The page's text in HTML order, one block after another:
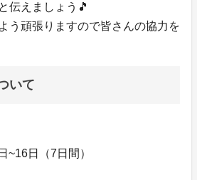
伝えましょう🎵
う頑張りますので皆さんの協力を
いて
~16日（7日間）